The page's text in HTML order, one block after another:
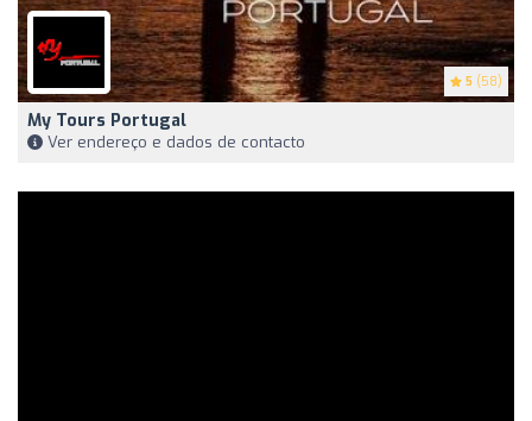
5 (58)
My Tours Portugal
Ver endereço e dados de contacto